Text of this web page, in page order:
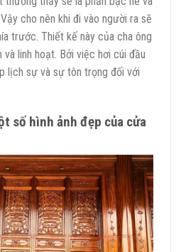
cho nên khi đi vào người ra sẽ
trước. Thiết kế này của cha ông
linh hoạt. Bởi việc hơi cúi đầu
lịch sự và sự tôn trọng đối với
số hình ảnh đẹp của cửa